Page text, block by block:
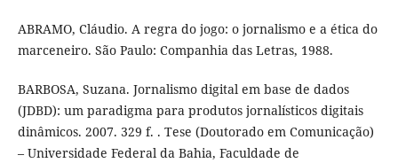
ABRAMO, Cláudio. A regra do jogo: o jornalismo e a ética do
marceneiro. São Paulo: Companhia das Letras, 1988.
BARBOSA, Suzana. Jornalismo digital em base de dados
(JDBD): um paradigma para produtos jornalísticos digitais
dinâmicos. 2007. 329 f. . Tese (Doutorado em Comunicação)
– Universidade Federal da Bahia, Faculdade de